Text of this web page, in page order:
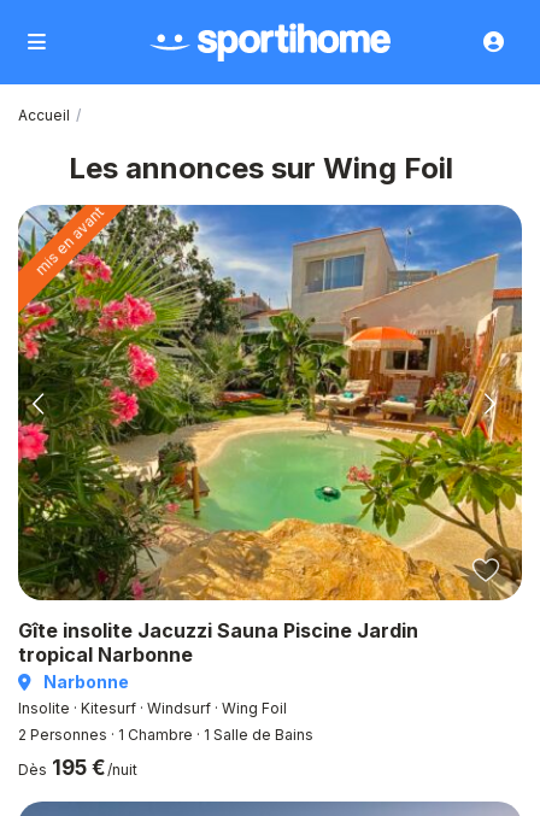
Accueil
Les annonces sur Wing Foil
mis en avant
Gîte insolite Jacuzzi Sauna Piscine Jardin
tropical Narbonne
Narbonne
Insolite · Kitesurf · Windsurf · Wing Foil
2 Personnes · 1 Chambre · 1 Salle de Bains
Dès 195 €/nuit